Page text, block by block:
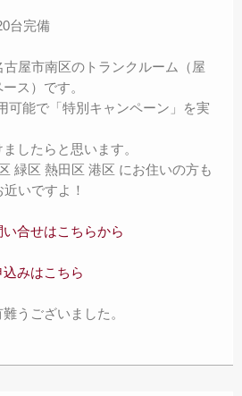
台完備
屋市南区のトランクルーム（屋
ス）です。
可能で「特別キャンペーン」を実
したらと思います。
緑区 熱田区 港区 にお住いの方も
いですよ！
合せはこちらから
込みはこちら
うございました。